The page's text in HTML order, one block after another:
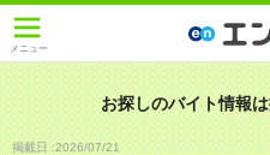
メニュー
お探しのバイト情報
掲載日 :2026/07/21